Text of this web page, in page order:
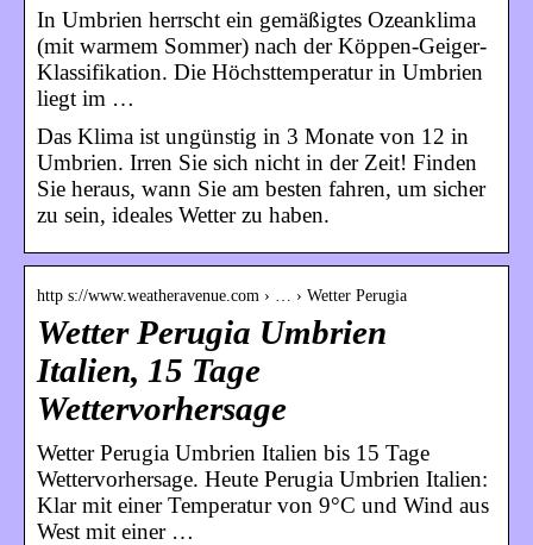
In Umbrien herrscht ein gemäßigtes Ozeanklima
(mit warmem Sommer) nach der Köppen-Geiger-
Klassifikation. Die Höchsttemperatur in Umbrien
liegt im …
Das Klima ist ungünstig in 3 Monate von 12 in
Umbrien. Irren Sie sich nicht in der Zeit! Finden
Sie heraus, wann Sie am besten fahren, um sicher
zu sein, ideales Wetter zu haben.
http s://www.weatheravenue.com › … › Wetter Perugia
Wetter Perugia Umbrien
Italien, 15 Tage
Wettervorhersage
Wetter Perugia Umbrien Italien bis 15 Tage
Wettervorhersage. Heute Perugia Umbrien Italien:
Klar mit einer Temperatur von 9°C und Wind aus
West mit einer …